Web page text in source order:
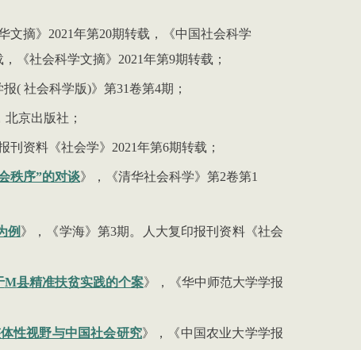
文摘》 2021年第20期转载，《中国社会科学
《社会科学文摘》 2021年第9期转载；
报( 社会科学版)》第31卷第4期；
京出版社；
刊资料《社会学》 2021年第6期转载；
秩序”的对谈》，《清华社会科学》第2卷第1
例 》，《学海》第3期。人大复印报刊资料《社会
M县精准扶贫实践的个案》，《华中师范大学学报
性视野与中国社会研究》，《中国农业大学学报